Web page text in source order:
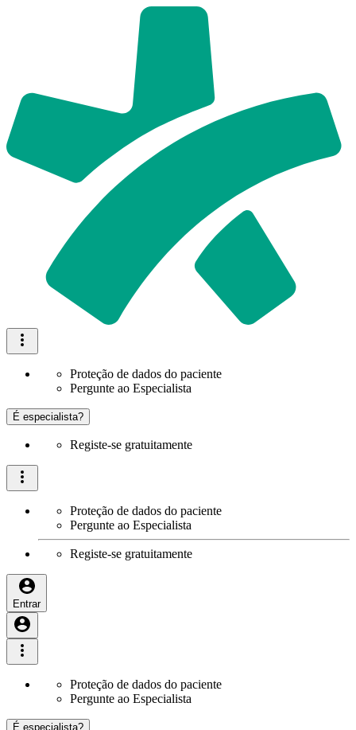
Proteção de dados do paciente
Pergunte ao Especialista
É especialista?
Registe-se gratuitamente
Proteção de dados do paciente
Pergunte ao Especialista
Registe-se gratuitamente
Entrar
Proteção de dados do paciente
Pergunte ao Especialista
É especialista?